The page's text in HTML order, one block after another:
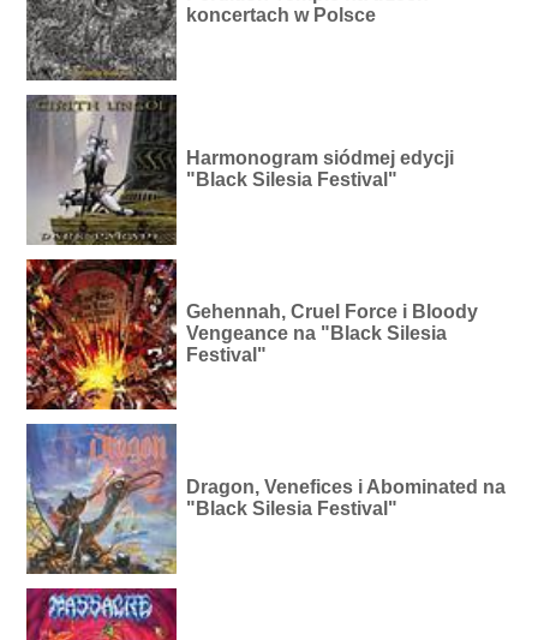
koncertach w Polsce
Harmonogram siódmej edycji
"Black Silesia Festival"
Gehennah, Cruel Force i Bloody
Vengeance na "Black Silesia
Festival"
Dragon, Venefices i Abominated na
"Black Silesia Festival"